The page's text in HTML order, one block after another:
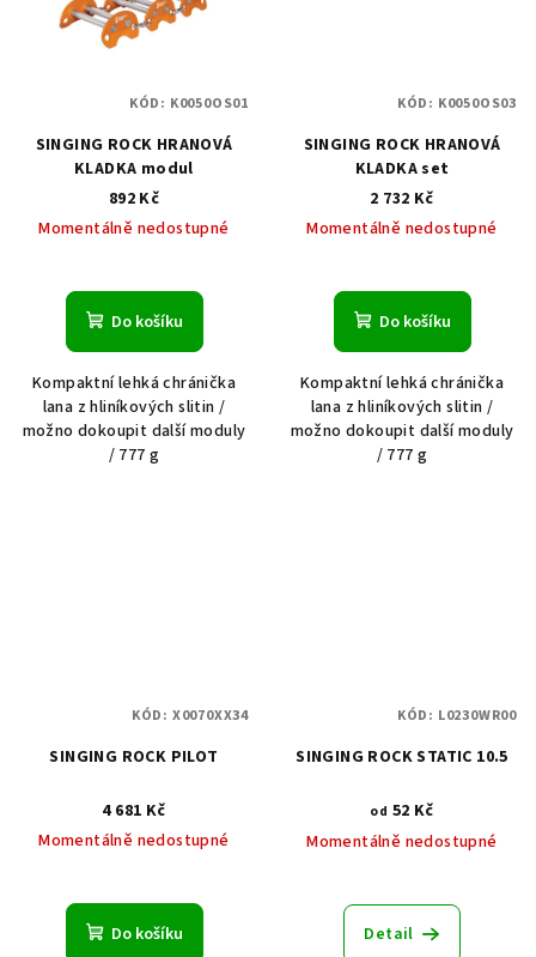
SINGING ROCK HRANOVÁ
KLADKA modul
892 Kč
Momentálně nedostupné
Do košíku
Kompaktní lehká chránička
lana z hliníkových slitin /
možno dokoupit další moduly
/ 777 g
KÓD: K0050OS01
SINGING ROCK HRANOVÁ
KLADKA set
2 732 Kč
Momentálně nedostupné
Do košíku
Kompaktní lehká chránička
lana z hliníkových slitin /
možno dokoupit další moduly
/ 777 g
KÓD: K0050OS03
SINGING ROCK PILOT
4 681 Kč
Momentálně nedostupné
Do košíku
KÓD: X0070XX34
SINGING ROCK STATIC 10.5
od 52 Kč
Momentálně nedostupné
Detail
KÓD: L0230WR00